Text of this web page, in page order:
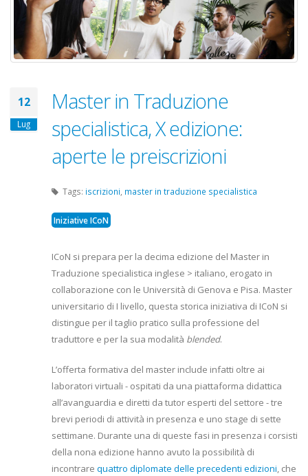
12
Lug
Master in Traduzione
specialistica, X edizione:
aperte le preiscrizioni
Tags: iscrizioni, master in traduzione specialistica
Iniziative ICoN
ICoN si prepara per la decima edizione del Master in
Traduzione specialistica inglese > italiano, erogato in
collaborazione con le Università di Genova e Pisa. Master
universitario di I livello, questa storica iniziativa di ICoN si
distingue per il taglio pratico sulla professione del
traduttore e per la sua modalità blended.
L’offerta formativa del master include infatti oltre ai
laboratori virtuali - ospitati da una piattaforma didattica
all’avanguardia e diretti da tutor esperti del settore - tre
brevi periodi di attività in presenza e uno stage di sette
settimane. Durante una di queste fasi in presenza i corsisti
della nona edizione hanno avuto la possibilità di
incontrare quattro diplomate delle precedenti edizioni, che